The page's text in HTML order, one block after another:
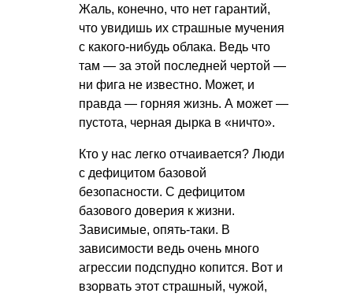
Жаль, конечно, что нет гарантий,
что увидишь их страшные мучения
с какого-нибудь облака. Ведь что
там — за этой последней чертой —
ни фига не известно. Может, и
правда — горняя жизнь. А может —
пустота, черная дырка в «ничто».
Кто у нас легко отчаивается? Люди
с дефицитом базовой
безопасности. С дефицитом
базового доверия к жизни.
Зависимые, опять-таки. В
зависимости ведь очень много
агрессии подспудно копится. Вот и
взорвать этот страшный, чужой,